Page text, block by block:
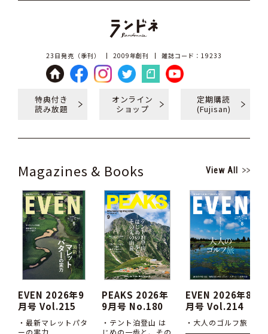
23日発売（季刊） 2009年創刊 雑誌コード：19233
特典付き
読み放題
オンライン
ショップ
定期購読
(Fujisan)
Magazines & Books View All
EVEN 2026年9
月号 Vol.215
・最新マレットパタ
ーの実力
PEAKS 2026年
9月号 No.180
・テント泊登山 は
じめの一歩と、その
EVEN 2026年8
月号 Vol.214
・大人のゴルフ旅